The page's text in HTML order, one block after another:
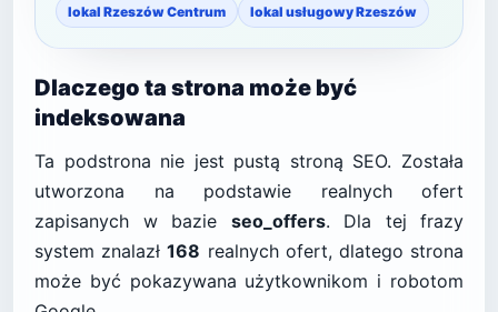
lokal Rzeszów Centrum
lokal usługowy Rzeszów
Dlaczego ta strona może być
indeksowana
Ta podstrona nie jest pustą stroną SEO. Została
utworzona na podstawie realnych ofert
zapisanych w bazie seo_offers. Dla tej frazy
system znalazł168 realnych ofert, dlatego strona
może być pokazywana użytkownikom i robotom